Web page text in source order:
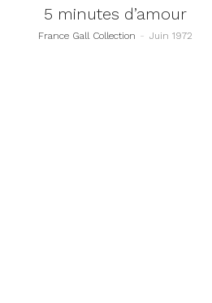
5 minutes d’amour
France Gall Collection - Juin 1972